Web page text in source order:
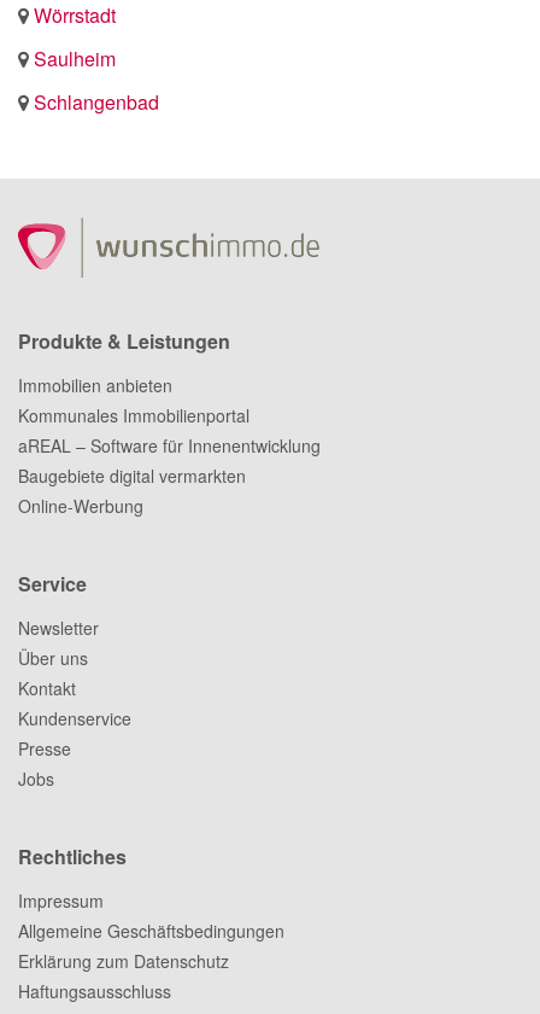
Wörrstadt
Saulheim
Schlangenbad
Produkte & Leistungen
Immobilien anbieten
Kommunales Immobilienportal
aREAL – Software für Innenentwicklung
Baugebiete digital vermarkten
Online-Werbung
Service
Newsletter
Über uns
Kontakt
Kundenservice
Presse
Jobs
Rechtliches
Impressum
Allgemeine Geschäftsbedingungen
Erklärung zum Datenschutz
Haftungsausschluss